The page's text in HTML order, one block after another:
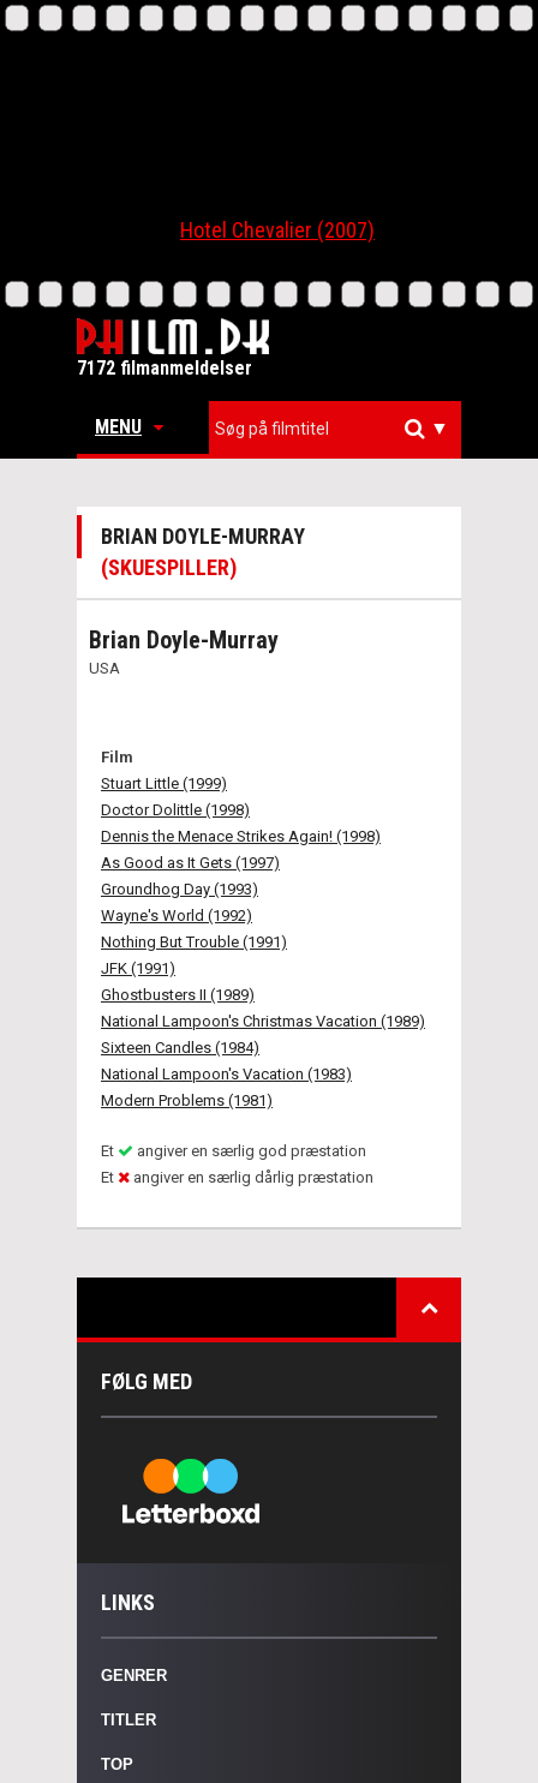
Hotel Chevalier (2007)
7172 filmanmeldelser
MENU ▼
BRIAN DOYLE-MURRAY
(SKUESPILLER)
Brian Doyle-Murray
USA
Film
Stuart Little (1999)
Doctor Dolittle (1998)
Dennis the Menace Strikes Again! (1998)
As Good as It Gets (1997)
Groundhog Day (1993)
Wayne's World (1992)
Nothing But Trouble (1991)
JFK (1991)
Ghostbusters II (1989)
National Lampoon's Christmas Vacation (1989)
Sixteen Candles (1984)
National Lampoon's Vacation (1983)
Modern Problems (1981)
Et
angiver en særlig god præstation
Et
angiver en særlig dårlig præstation
FØLG MED
LINKS
GENRER
TITLER
TOP